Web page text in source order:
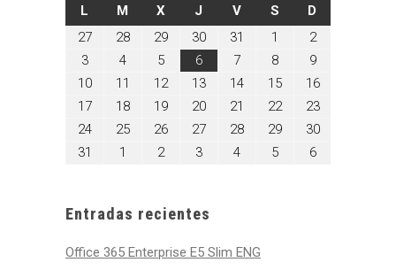
L LUNES
M MARTES
XMIÉRCOLES
J JUEVES
VVIERNES
SSÁBADO
D
27julio
28julio
29julio
29,
30julio
30,
31 1
agosto
2026
2agosto
2,
2026
3agosto
3,
2026
4agosto
4,
2026
5agosto
5,
2026
6agosto
6,
2026
7agosto
7,
2026
8agosto
8,
2026
9agosto
9,
2026
10agosto
10,
11
agosto
2026
12agosto
2026
13agosto
2026
14agosto
2026
15agosto
2026
16agosto
2026
17agosto
2026
18agosto
18,
2026
19agosto
2026
20agosto
20,
2026
21
agosto
2026
22agosto
2026
23agosto
23,
2026
24agosto
25agosto
26agosto
27agosto
28agosto
29agosto
30agosto
31
agosto
1
septiembre
2septiembre
3septiembre
4septiembre
5septiembre
6septiembre
Entradas recientes
Office 365 Enterprise E5 Slim ENG